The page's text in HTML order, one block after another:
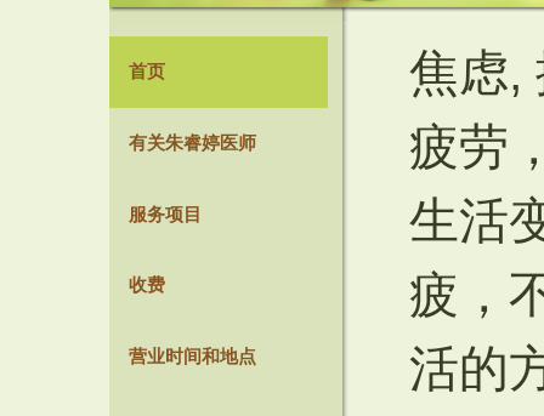
首页
有关朱睿婷医师
服务项目
收费
营业时间和地点
焦虑,
疲劳
生活
疲，
活的